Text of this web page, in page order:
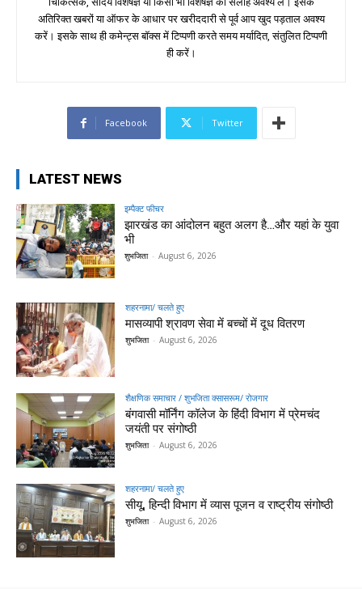
अतिरिक्त खबरों या ऑफर के आधार पर खरीददारी से पूर्व आप खुद पड़ताल अवश्य
करें। इसके साथ ही कमेन्ट्स बॉक्स में टिप्पणी करते समय मर्यादित, संतुलित टिप्पणी
ही करें।
Facebook Twitter
LATEST NEWS
इम्पैक्ट फीचर
झारखंड का आंदोलन बहुत अलग है…और यहां के युवा
भी
शुभजिता - August 6, 2026
शहरनामा/ चलते हुए
मासव्यापी श्रावण सेवा में बच्चों में दूध वितरण
शुभजिता - August 6, 2026
शैक्षणिक समाचार / शुभजिता क्सासरूम/ रोजगार
बंगवासी मॉर्निंग कॉलेज के हिंदी विभाग में प्रेमचंद
जयंती पर संगोष्ठी
शुभजिता - August 6, 2026
शहरनामा/ चलते हुए
सीयू, हिन्दी विभाग में व्यास पूजन व राष्ट्रीय संगोष्ठी
शुभजिता - August 6, 2026